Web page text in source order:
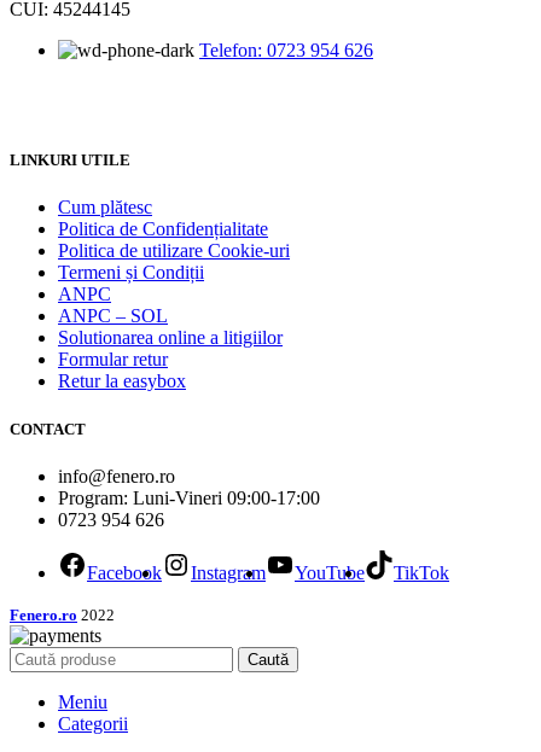
CUI: 45244145
Telefon: 0723 954 626
LINKURI UTILE
Cum plătesc
Politica de Confidențialitate
Politica de utilizare Cookie-uri
Termeni și Condiții
ANPC
ANPC – SOL
Solutionarea online a litigiilor
Formular retur
Retur la easybox
CONTACT
info@fenero.ro
Program: Luni-Vineri 09:00-17:00
0723 954 626
Facebook Instagram YouTube TikTok
Fenero.ro 2022
Caută
Meniu
Categorii